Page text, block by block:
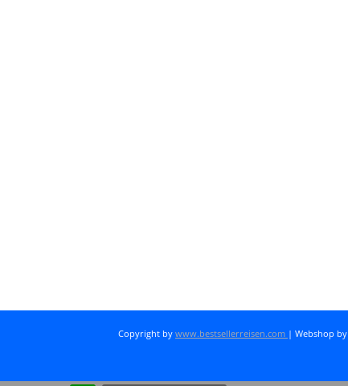
Copyright by www.bestsellerreisen.com | Webshop by